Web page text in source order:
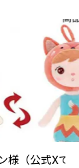
様（公式Xで